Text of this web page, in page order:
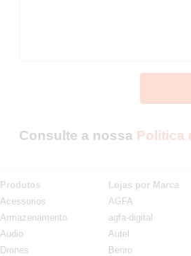
Consulte a nossa Política
Produtos
Acessorios
Armazenamento
Audio
Drones
Lojas por Marca
AGFA
agfa-digital
Autel
Benro